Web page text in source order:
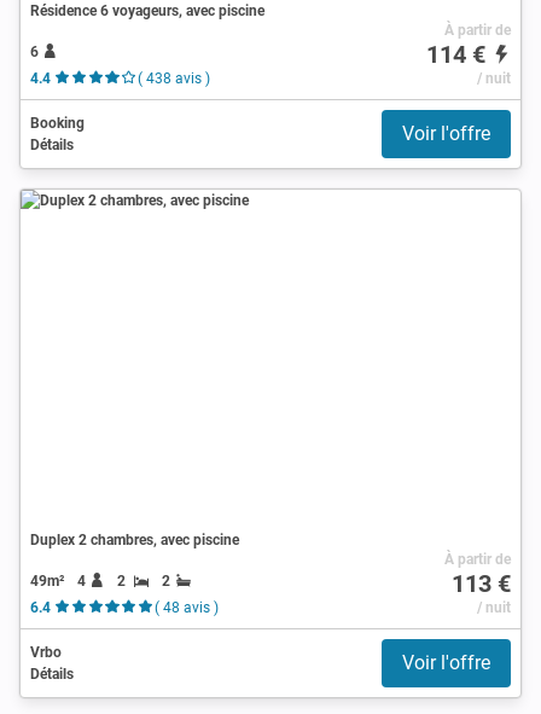
Résidence 6 voyageurs, avec piscine
6
4.4
( 438 avis )
À partir de
114 €
/ nuit
Booking
Détails
Voir l'offre
Duplex 2 chambres, avec piscine
49m² 4 2
2
6.4
( 48 avis )
À partir de
113 €
/ nuit
Vrbo
Détails
Voir l'offre